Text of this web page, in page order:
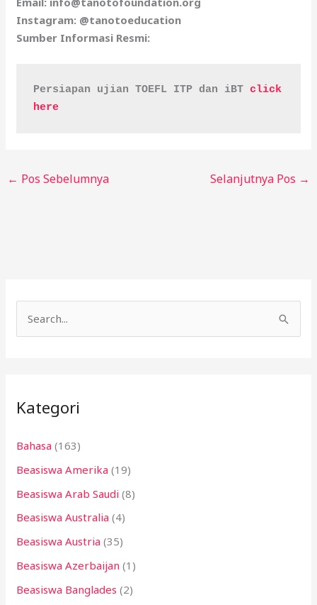
Instagram: @tanotoeducation
Sumber Informasi Resmi:
Persiapan ujian TOEFL ITP dan iBT click
here
← Pos Sebelumnya Selanjutnya Pos →
u
t
u
k
:
Kategori
Bahasa (163)
Beasiswa Amerika (19)
Beasiswa Arab Saudi (8)
Beasiswa Australia (4)
Beasiswa Austria (35)
Beasiswa Azerbaijan (1)
Beasiswa Banglades (2)